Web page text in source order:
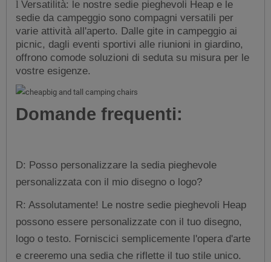
l Versatilità: le nostre sedie pieghevoli Heap e le
sedie da campeggio sono compagni versatili per
varie attività all'aperto. Dalle gite in campeggio ai
picnic, dagli eventi sportivi alle riunioni in giardino,
offrono comode soluzioni di seduta su misura per le
vostre esigenze.
Domande frequenti:
D: Posso personalizzare la sedia pieghevole
personalizzata con il mio disegno o logo?
R: Assolutamente! Le nostre sedie pieghevoli Heap
possono essere personalizzate con il tuo disegno,
logo o testo. Forniscici semplicemente l'opera d'arte
e creeremo una sedia che riflette il tuo stile unico.